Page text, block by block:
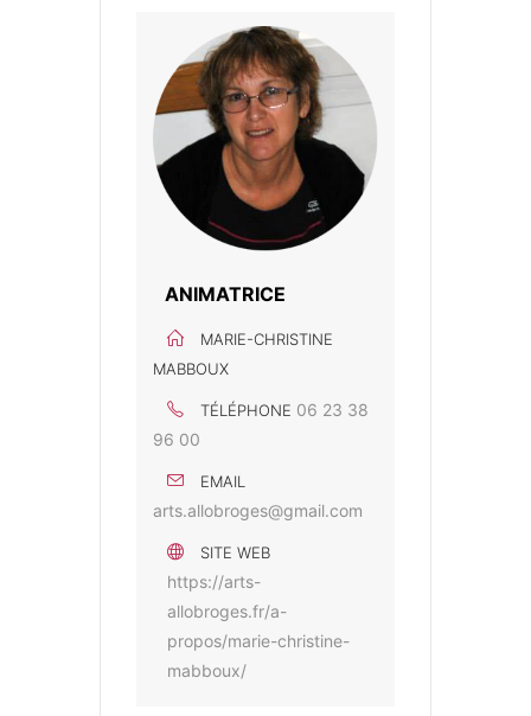
ANIMATRICE
MARIE-CHRISTINE
MABBOUX
TÉLÉPHONE 06 23 38
96 00
EMAIL
arts.allobroges@gmail.com
SITE WEB
https://arts-
allobroges.fr/a-
propos/marie-christine-
mabboux/